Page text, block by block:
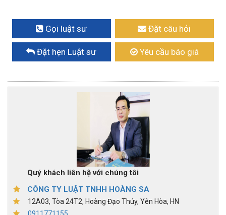
Gọi luật sư Đặt câu hỏi
Đặt hẹn Luật sư Yêu cầu báo giá
Quý khách liên hệ với chúng tôi
CÔNG TY LUẬT TNHH HOÀNG SA
12A03, Tòa 24T2, Hoàng Đạo Thúy, Yên Hòa, HN